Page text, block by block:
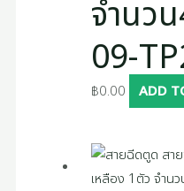
จำนว
09-
฿0.00 ADD